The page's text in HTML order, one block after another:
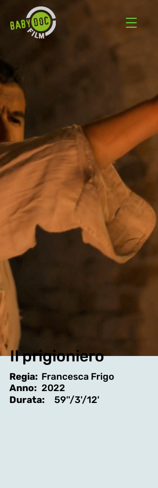
Il prigioniero
Regia:
Anno:
Francesca Frigo
2022
Durata:
59''/3'/12'